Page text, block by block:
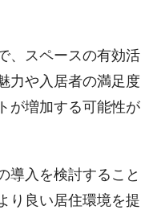
、スペースの有効活
力や入居者の満足度
が増加する可能性が
導入を検討すること
り良い居住環境を提